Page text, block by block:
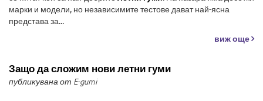
марки и модели, но независимите тестове дават най-ясна
представа за...
виж още
Защо да сложим нови летни гуми
публикувана от E-gumi